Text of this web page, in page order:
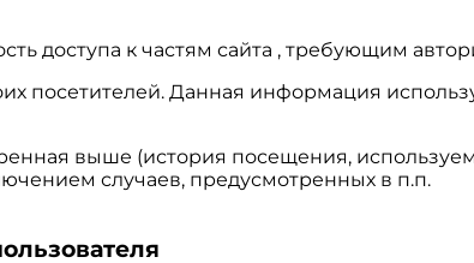
доступа к частям сайта , требующим
посетителей. Данная информация
выше (история посещения,
случаев, предусмотренных в п.п.